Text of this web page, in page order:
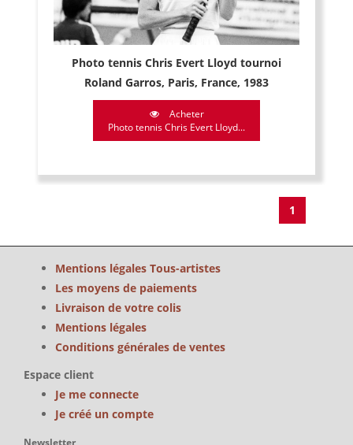
Photo tennis Chris Evert Lloyd tournoi
Roland Garros, Paris, France, 1983
Acheter
Photo tennis Chris Evert Lloyd...
1
Mentions légales Tous-artistes
Les moyens de paiements
Livraison de votre colis
Mentions légales
Conditions générales de ventes
Espace client
Je me connecte
Je créé un compte
Newsletter